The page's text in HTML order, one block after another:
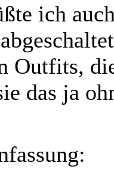
ich
Outfits,
das ja